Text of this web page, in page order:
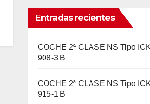
Entradas recientes
COCHE 2ª CLASE NS Tipo
908-3 B
COCHE 2ª CLASE NS Tipo
915-1 B